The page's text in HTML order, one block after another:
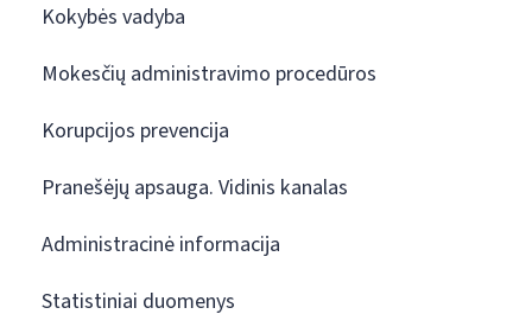
Kokybės vadyba
Mokesčių administravimo procedūros
Korupcijos prevencija
Pranešėjų apsauga. Vidinis kanalas
Administracinė informacija
Statistiniai duomenys